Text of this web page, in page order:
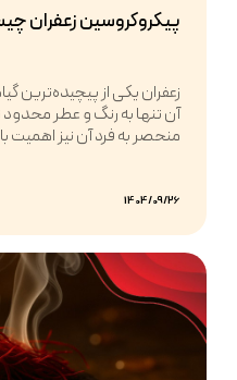
پیکروکروسین زعفران
زعفران یکی از پیچیده‌ترین
آن تنها به رنگ و عطر
منحصر به فرد آن نیز اهمیت
1404/09/26